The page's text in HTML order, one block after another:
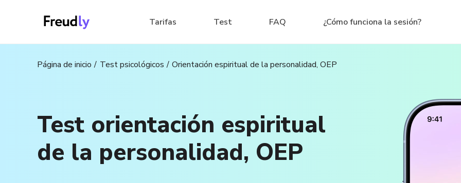
Tarifas Test FAQ ¿Cómo funciona la sesión?
Página de inicio Test psicológicos Orientación espiritual de la personalidad, OEP
Test orientación espiritual
de la personalidad, OEP